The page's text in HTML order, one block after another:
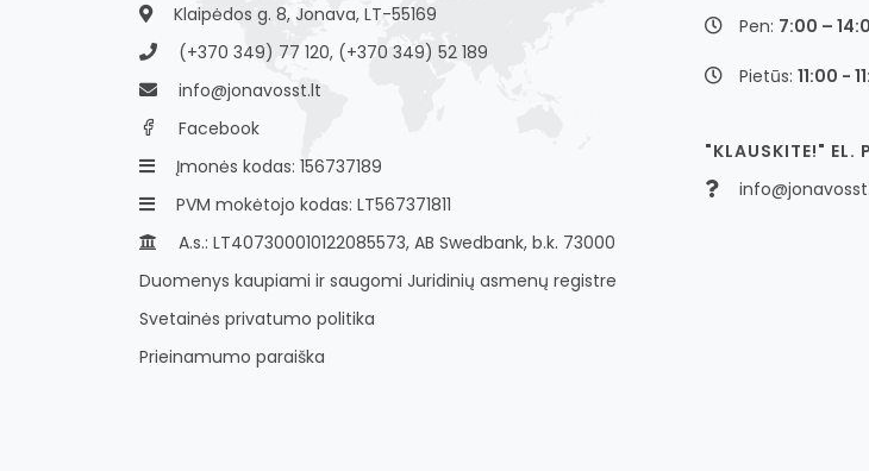
Klaipėdos g. 8, Jonava, LT-55169
(+370 349) 77 120, (+370 349) 52 189
info@jonavosst.lt
Facebook
Įmonės kodas: 156737189
PVM mokėtojo kodas: LT567371811
A.s.: LT407300010122085573, AB Swedbank, b.k. 73000
Duomenys kaupiami ir saugomi Juridinių asmenų registre
Svetainės privatumo politika
Prieinamumo paraiška
Pen: 7:00 –
Pietūs: 11:00 -
"KLAUSKITE!" EL.